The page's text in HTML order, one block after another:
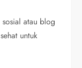
atau blog
untuk